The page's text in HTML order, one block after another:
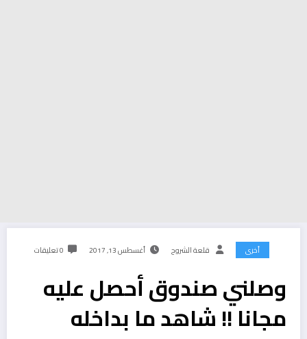
أخرى قلعة الشروح أغسطس 13, 2017 0 تعليقات
وصلني صندوق أحصل عليه
مجانا !! شاهد ما بداخله